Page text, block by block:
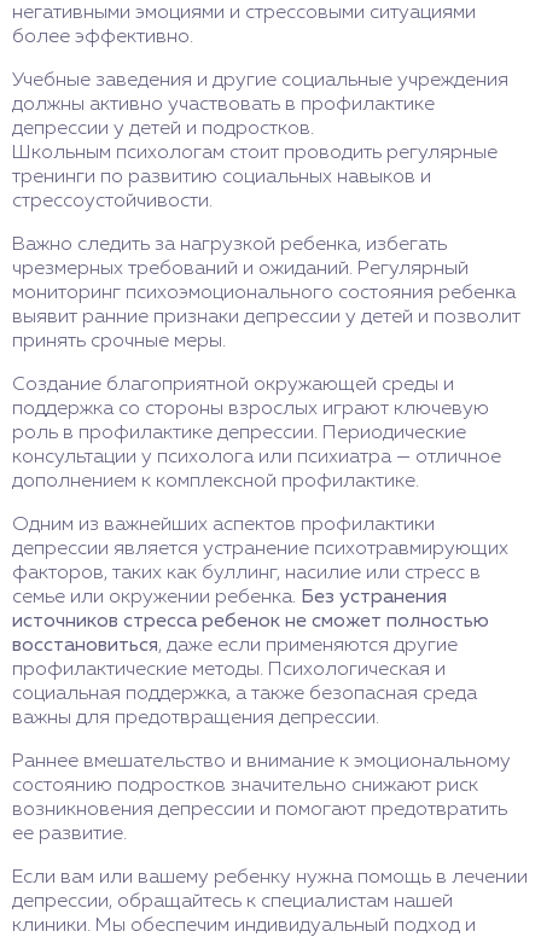
негативными эмоциями и стрессовыми ситуациями
более эффективно.
Учебные заведения и другие социальные учреждения
должны активно участвовать в профилактике
депрессии у детей и подростков.
Школьным психологам стоит проводить регулярные
тренинги по развитию социальных навыков и
стрессоустойчивости.
Важно следить за нагрузкой ребенка, избегать
чрезмерных требований и ожиданий. Регулярный
мониторинг психоэмоционального состояния ребенка
выявит ранние признаки депрессии у детей и позволит
принять срочные меры.
Создание благоприятной окружающей среды и
поддержка со стороны взрослых играют ключевую
роль в профилактике депрессии. Периодические
консультации у психолога или психиатра — отличное
дополнением к комплексной профилактике.
Одним из важнейших аспектов профилактики
депрессии является устранение психотравмирующих
факторов, таких как буллинг, насилие или стресс в
семье или окружении ребенка. Без устранения
источников стресса ребенок не сможет полностью
восстановиться, даже если применяются другие
профилактические методы. Психологическая и
социальная поддержка, а также безопасная среда
важны для предотвращения депрессии.
Раннее вмешательство и внимание к эмоциональному
состоянию подростков значительно снижают риск
возникновения депрессии и помогают предотвратить
ее развитие.
Если вам или вашему ребенку нужна помощь в лечении
депрессии, обращайтесь к специалистам нашей
клиники. Мы обеспечим индивидуальный подход и